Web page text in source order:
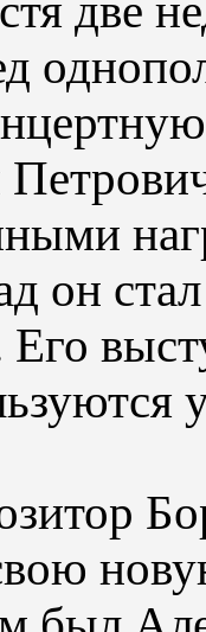
две
он
Его